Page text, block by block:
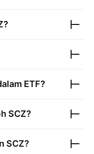
?
ETF?
SCZ?
SCZ?